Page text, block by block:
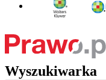
Wyszukiwarka